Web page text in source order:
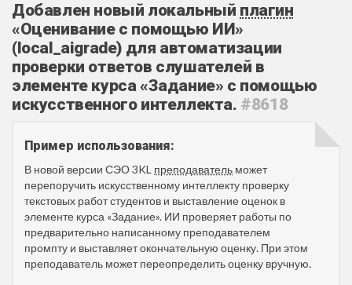
Добавлен новый локальный плагин
«Оценивание с помощью ИИ»
(local_aigrade) для автоматизации
проверки ответов слушателей в
элементе курса «Задание» с помощью
искусственного интеллекта. #8618
Пример использования:
В новой версии СЭО 3KL преподаватель может
перепоручить искусственному интеллекту проверку
текстовых работ студентов и выставление оценок в
элементе курса «Задание». ИИ проверяет работы по
предварительно написанному преподавателем
промпту и выставляет окончательную оценку. При этом
преподаватель может переопределить оценку вручную.